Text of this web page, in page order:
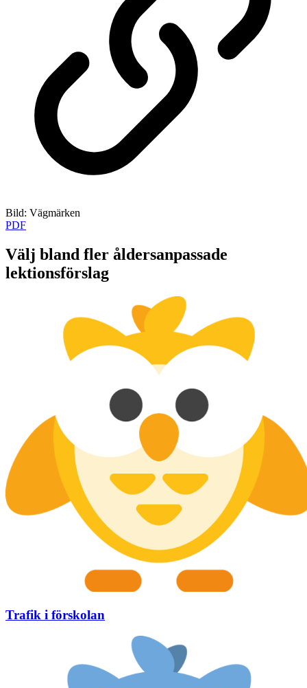
Bild: Vägmärken
PDF
Välj bland fler åldersanpassade
lektionsförslag
Trafik i förskolan